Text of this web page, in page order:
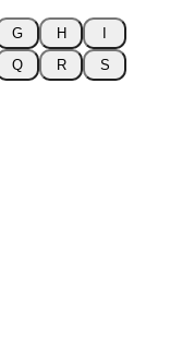
G H
Q R
S